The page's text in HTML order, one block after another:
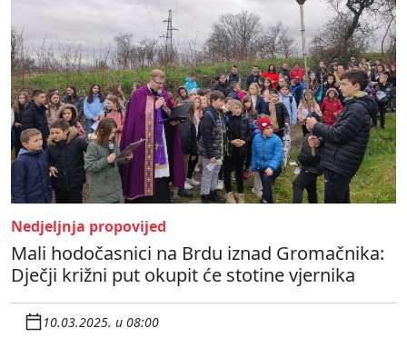
Nedjeljnja propovijed
Mali hodočasnici na Brdu iznad Gromačnika:
Dječji križni put okupit će stotine vjernika
10.03.2025. u 08:00